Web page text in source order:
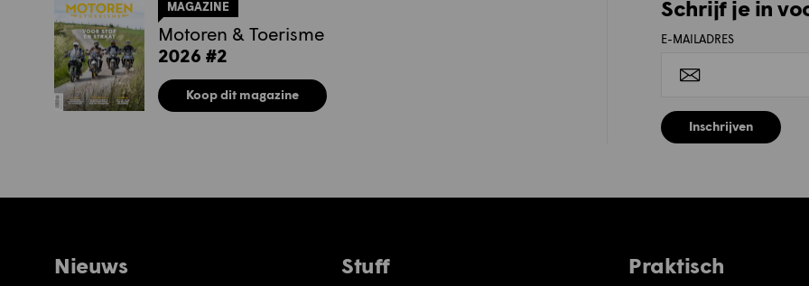
MAGAZINE
Motoren & Toerisme
2026 #2
Koop dit magazine
Schrijf je in
E-MAILADRES
Inschrijven
Nieuws Stuff Praktisch